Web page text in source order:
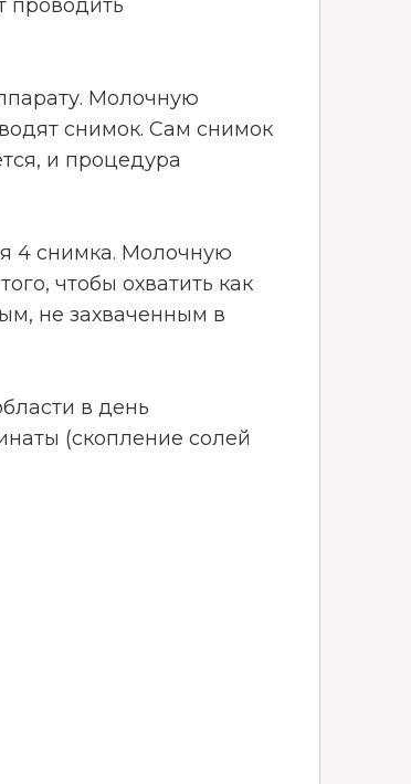
проводить
Молочную
снимок. Сам снимок
и процедура
4 снимка. Молочную
чтобы охватить как
не захваченным в
в день
(скопление солей